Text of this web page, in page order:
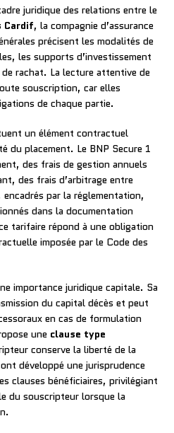
juridique des relations entre le
Cardif, la compagnie d’assurance
précisent les modalités de
les supports d’investissement
rachat. La lecture attentive de
souscription, car elles
de chaque partie.
un élément contractuel
du placement. Le BNP Secure 1
des frais de gestion annuels
des frais d’arbitrage entre
par la réglementation,
dans la documentation
tarifaire répond à une obligation
imposée par le Code des
importance juridique capitale. Sa
du capital décès et peut
en cas de formulation
une clause type
conserve la liberté de la
développé une jurisprudence
clauses bénéficiaires, privilégiant
du souscripteur lorsque la